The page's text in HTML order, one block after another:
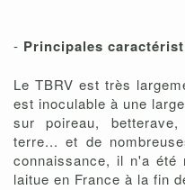
- Principales
Le TBRV est très
est inoculable à une
sur poireau,
terre... et de
connaissance, il n'a été
laitue en France à la fin